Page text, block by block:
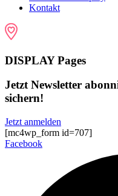
Kontakt
DISPLAY Pages
Jetzt Newsletter
sichern!
Jetzt anmelden
[mc4wp_form id=707]
Facebook